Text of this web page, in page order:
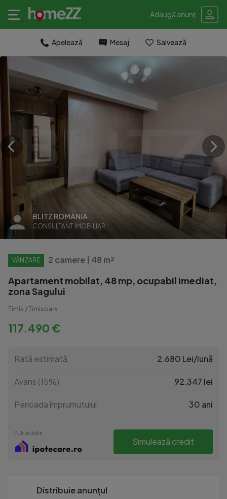
Adaugă anunț
Apelează Mesaj Salvează
BLITZ ROMANIA
CONSULTANT IMOBILIAR
VÂNZARE 2 camere | 48 m²
Apartament mobilat, 48 mp, ocupabil imediat,
zona Sagului
Timis / Timisoara
117.490 €
Rată estimată 2.680 Lei/lună
Avans (15%) 92.347 lei
Perioada împrumutului 30 ani
Publicitate
Simulează credit
Distribuie anunțul